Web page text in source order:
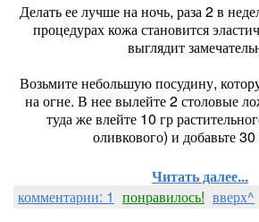
Делать ее лучше на ночь, раза 2 в
процедурах кожа становится
выглядит
Возьмите небольшую посудину,
на огне. В нее вылейте 2 столовые
туда же влейте 10 гр
оливкового) и добавьте
Читать далее...
комментарии: 1 понравилось! вверх^